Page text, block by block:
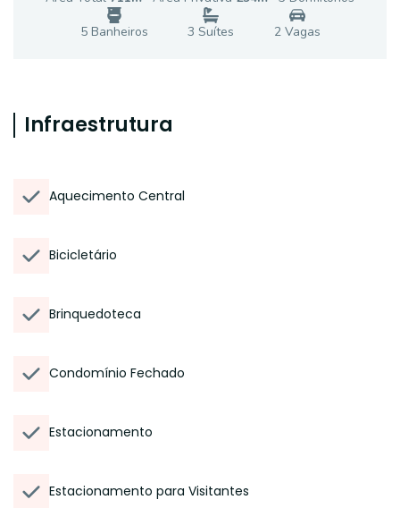
5Banheiros 3 Suítes 2Vagas
Infraestrutura
Aquecimento Central
Bicicletário
Brinquedoteca
Condomínio Fechado
Estacionamento
Estacionamento para Visitantes